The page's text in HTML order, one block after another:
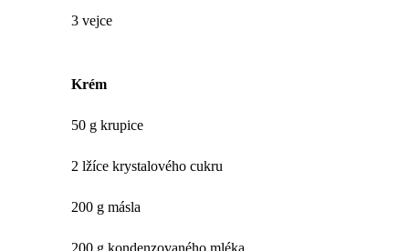
3 vejce
Krém
50 g krupice
2 lžíce krystalového cukru
200 g másla
200 g kondenzovaného mléka